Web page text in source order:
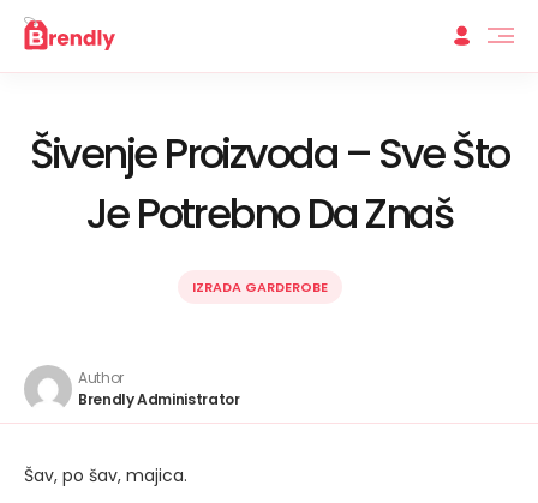
Šivenje Proizvoda – Sve Što
Je Potrebno Da Znaš
IZRADA GARDEROBE
Author
Brendly Administrator
Šav, po šav, majica.